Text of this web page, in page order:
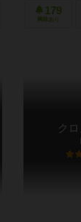
179
興味あり
ク